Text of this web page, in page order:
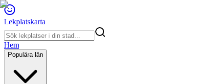
Lekplatskarta
Hem
Populära län